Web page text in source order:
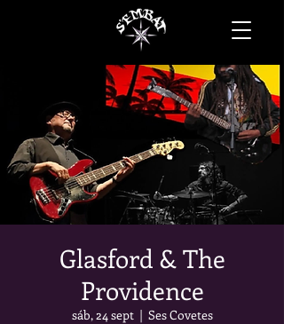
Glasford & The
Providence
sáb, 24 sept
  |
Ses Covetes